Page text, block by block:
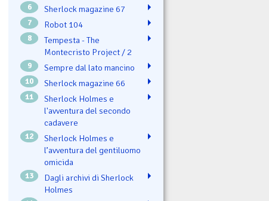
6 Sherlock magazine 67
7 Robot 104
8
Tempesta - The
Montecristo Project / 2
9 Sempre dal lato mancino
10 Sherlock magazine 66
11
Sherlock Holmes e
l'avventura del secondo
cadavere
12
Sherlock Holmes e
l’avventura del gentiluomo
omicida
13
Dagli archivi di Sherlock
Holmes